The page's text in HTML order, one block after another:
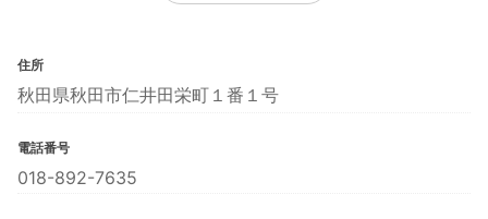
住所
秋田県秋田市仁井田栄町１番１号
電話番号
018-892-7635